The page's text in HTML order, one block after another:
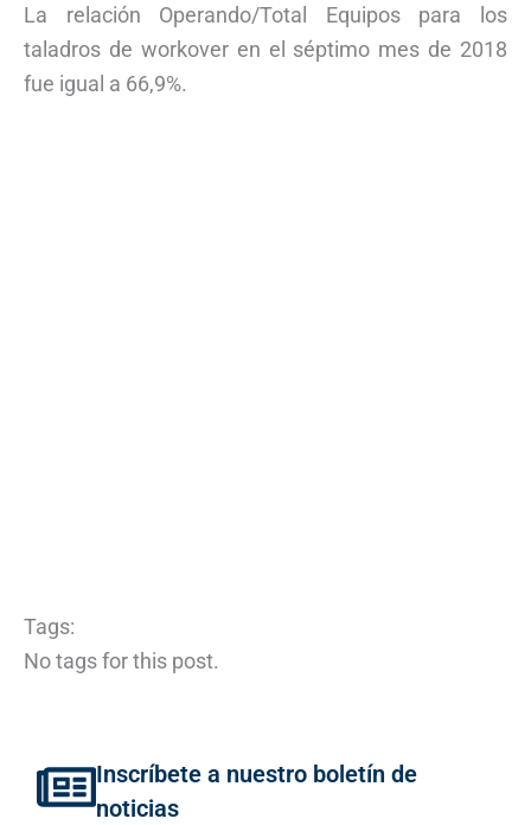
La relación Operando/Total Equipos para los
taladros de workover en el séptimo mes de 2018
fue igual a 66,9%.
Tags:
No tags for this post.
Inscríbete a nuestro boletín de
noticias